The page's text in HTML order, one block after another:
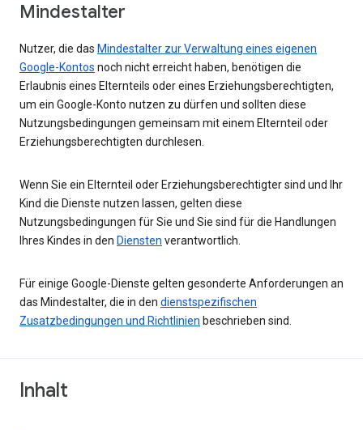
Mindestalter
Nutzer, die das Mindestalter zur Verwaltung eines eigenen
Google-Kontos noch nicht erreicht haben, benötigen die
Erlaubnis eines Elternteils oder eines Erziehungsberechtigten,
um ein Google-Konto nutzen zu dürfen und sollten diese
Nutzungsbedingungen gemeinsam mit einem Elternteil oder
Erziehungsberechtigten durchlesen.
Wenn Sie ein Elternteil oder Erziehungsberechtigter sind und Ihr
Kind die Dienste nutzen lassen, gelten diese
Nutzungsbedingungen für Sie und Sie sind für die Handlungen
Ihres Kindes in den Diensten verantwortlich.
Für einige Google-Dienste gelten gesonderte Anforderungen an
das Mindestalter, die in den dienstspezifischen
Zusatzbedingungen und Richtlinien beschrieben sind.
Inhalt